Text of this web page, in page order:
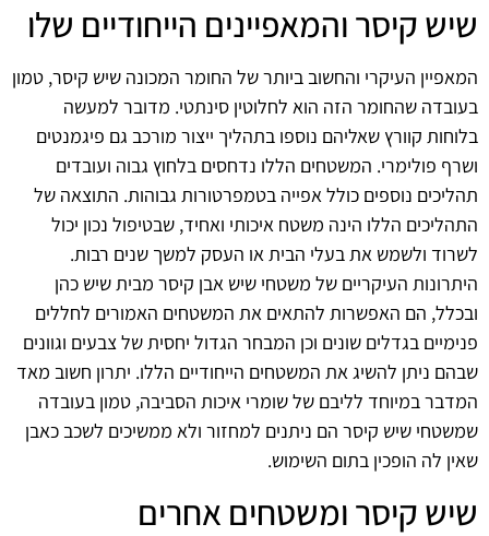
שיש קיסר והמאפיינים הייחודיים שלו
המאפיין העיקרי והחשוב ביותר של החומר המכונה שיש קיסר, טמון
בעובדה שהחומר הזה הוא לחלוטין סינתטי. מדובר למעשה
בלוחות קוורץ שאליהם נוספו בתהליך ייצור מורכב גם פיגמנטים
ושרף פולימרי. המשטחים הללו נדחסים בלחוץ גבוה ועובדים
תהליכים נוספים כולל אפייה בטמפרטורות גבוהות. התוצאה של
התהליכים הללו הינה משטח איכותי ואחיד, שבטיפול נכון יכול
לשרוד ולשמש את בעלי הבית או העסק למשך שנים רבות.
היתרונות העיקריים של משטחי שיש אבן קיסר מבית שיש כהן
ובכלל, הם האפשרות להתאים את המשטחים האמורים לחללים
פנימיים בגדלים שונים וכן המבחר הגדול יחסית של צבעים וגוונים
שבהם ניתן להשיג את המשטחים הייחודיים הללו. יתרון חשוב מאד
המדבר במיוחד לליבם של שומרי איכות הסביבה, טמון בעובדה
שמשטחי שיש קיסר הם ניתנים למחזור ולא ממשיכים לשכב כאבן
שאין לה הופכין בתום השימוש.
שיש קיסר ומשטחים אחרים